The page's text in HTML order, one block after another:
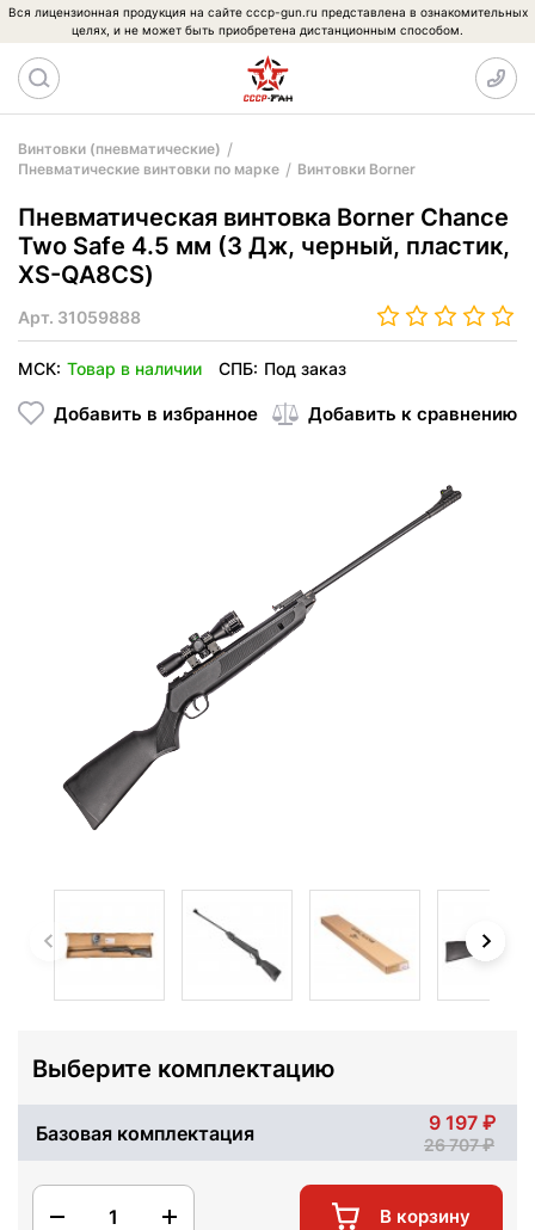
Вся лицензионная продукция на сайте cccp-gun.ru представлена в ознакомительных
целях, и не может быть приобретена дистанционным способом.
Винтовки (пневматические)
Пневматические винтовки по марке
Винтовки Borner
Пневматическая винтовка Borner Chance
Two Safe 4.5 мм (3 Дж, черный, пластик,
XS-QA8CS)
Арт. 31059888
МСК: Товар в наличии СПБ: Под заказ
Добавить в избранное Добавить к сравнению
Выберите комплектацию
Базовая комплектация 9 197
26 707
1 В корзину